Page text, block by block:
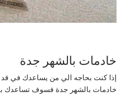
خادمات بالشهر جدة
إذا كنت بحاجه الي من يساعدك في قد
خادمات بالشهر جدة فسوف تساعدك